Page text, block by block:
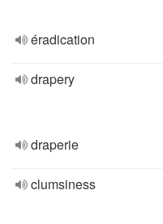
éradication
drapery
draperie
clumsiness